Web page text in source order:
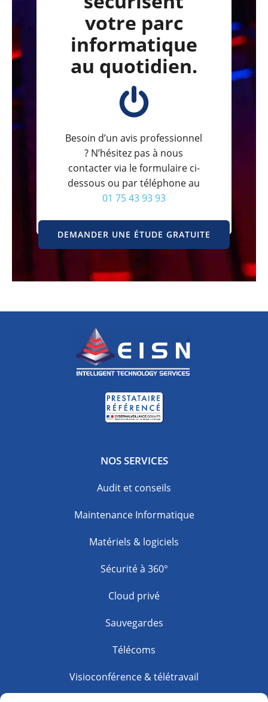
votre parc
informatique
au quotidien.
Besoin d’un avis professionnel
? N’hésitez pas à nous
contacter via le formulaire ci-
dessous ou par téléphone au
01 75 43 93 93
DEMANDER UNE ÉTUDE GRATUITE
NOS SERVICES
Audit et conseils
Maintenance Informatique
Matériels & logiciels
Sécurité à 360°
Cloud privé
Sauvegardes
Télécoms
Visioconférence & télétravail